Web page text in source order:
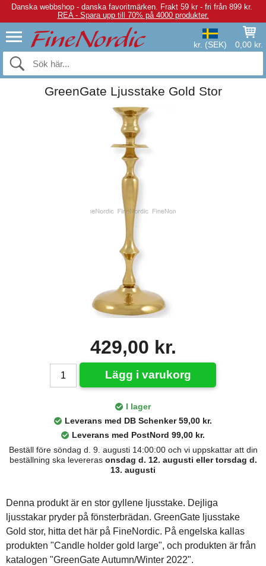
Danska webbshop - danska favoritmärken. Frakt 59 kr - fri från 899 kr.
REA - Spara upp till 70% på 4000 produkter.
kr. (SEK) 0,00 kr.
GreenGate Ljusstake Gold Stor
429,00 kr.
Lägg i varukorg
I lager
Leverans med DB Schenker 59,00 kr.
Leverans med PostNord 99,00 kr.
Beställ före söndag d. 9. augusti 14:00:00 och vi uppskattar att din
beställning ska levereras onsdag d. 12. augusti eller torsdag d.
13. augusti
Denna produkt är en stor gyllene ljusstake. Dejliga
ljusstakar pryder på fönsterbrädan. GreenGate ljusstake
Gold stor, hitta det här på FineNordic. På engelska kallas
produkten "Candle holder gold large", och produkten är från
katalogen "GreenGate Autumn/Winter 2022".